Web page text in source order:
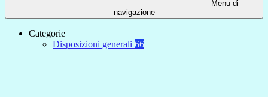
Menu di
navigazione
Categorie
Disposizioni generali 66